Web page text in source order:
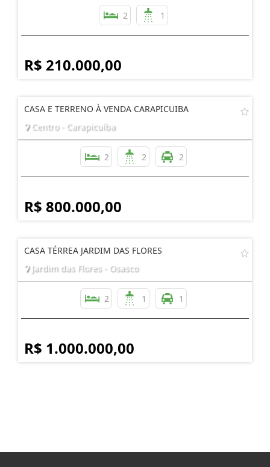
2 1
R$ 210.000,00
CASA E TERRENO À VENDA CARAPICUIBA
Centro - Carapicuíba
2 2 2
R$ 800.000,00
CASA TÉRREA JARDIM DAS FLORES
Jardim das Flores - Osasco
2 1 1
R$ 1.000.000,00